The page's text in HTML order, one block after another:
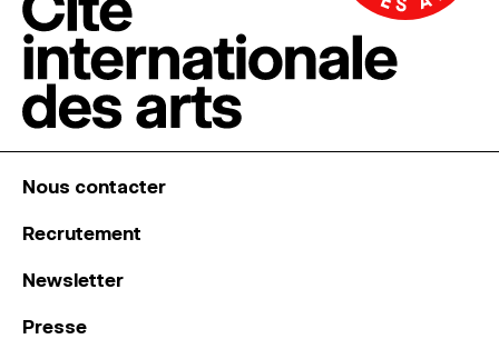
Nous contacter
Recrutement
Newsletter
Presse